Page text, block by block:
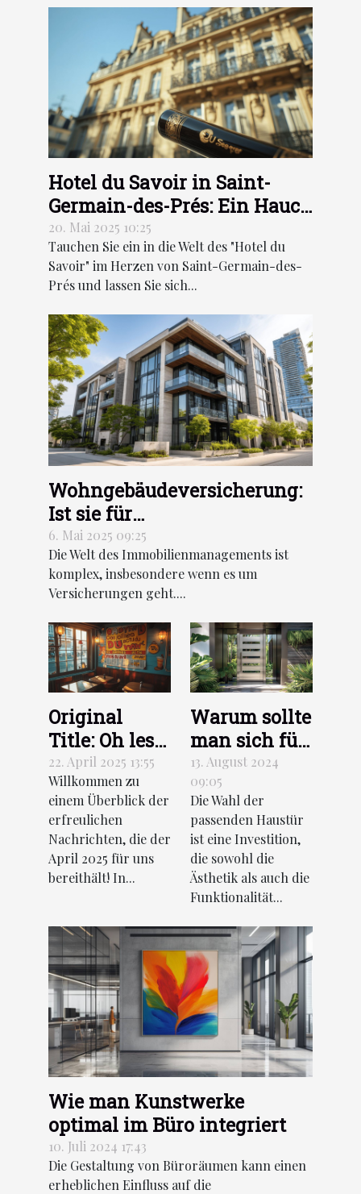
Hotel du Savoir in Saint-
Germain-des-Prés: Ein Hauch
von nostalgischem Pariser
Flair
20. Mai 2025 10:25
Tauchen Sie ein in die Welt des "Hotel du
Savoir" im Herzen von Saint-Germain-des-
Prés und lassen Sie sich...
Wohngebäudeversicherung:
Ist sie für
Kurzzeitvermietungen
geeignet?
6. Mai 2025 09:25
Die Welt des Immobilienmanagements ist
komplex, insbesondere wenn es um
Versicherungen geht....
Original
Title: Oh les
jolies actu du
mois d’avril
2025 !
Translated
and Revised
Title in
die schönen
Nachrichten
des Aprils
2025!
22. April 2025 13:55
Willkommen zu
einem Überblick der
erfreulichen
Nachrichten, die der
April 2025 für uns
bereithält! In...
Warum sollte
man sich für
eine Haustür
aus
Aluminium
entscheiden?
13. August 2024
09:05
Die Wahl der
passenden Haustür
ist eine Investition,
die sowohl die
Ästhetik als auch die
Funktionalität...
Wie man Kunstwerke
optimal im Büro integriert
10. Juli 2024 17:43
Die Gestaltung von Büroräumen kann einen
erheblichen Einfluss auf die